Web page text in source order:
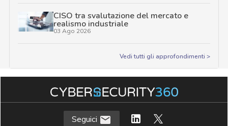
CISO tra svalutazione del mercato e
realismo industriale
03 Ago 2026
Vedi tutti gli approfondimenti >
Seguici